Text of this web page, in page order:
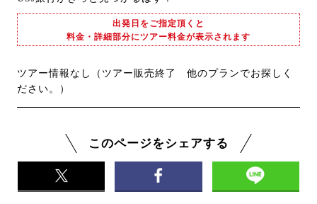
出発日をご指定頂くと
料金・詳細部分にツアー料金が表示されます
ツアー情報なし（ツアー販売終了 他のプランでお探しく
ださい。）
このページをシェアする